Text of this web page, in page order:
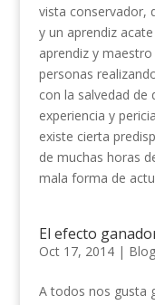
vista conservador,
y un aprendiz
aprendiz y
personas
con la salvedad de
experiencia y
existe cierta
de muchas horas
mala forma de
El efecto
Oct 17, 2014|
A todos nos gusta